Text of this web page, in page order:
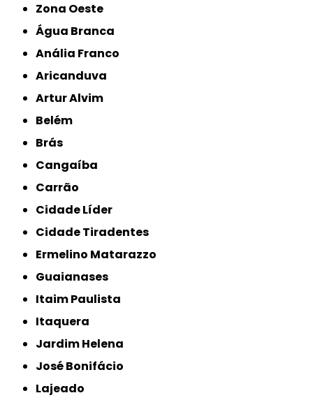
Zona Oeste
Água Branca
Anália Franco
Aricanduva
Artur Alvim
Belém
Brás
Cangaíba
Carrão
Cidade Líder
Cidade Tiradentes
Ermelino Matarazzo
Guaianases
Itaim Paulista
Itaquera
Jardim Helena
José Bonifácio
Lajeado